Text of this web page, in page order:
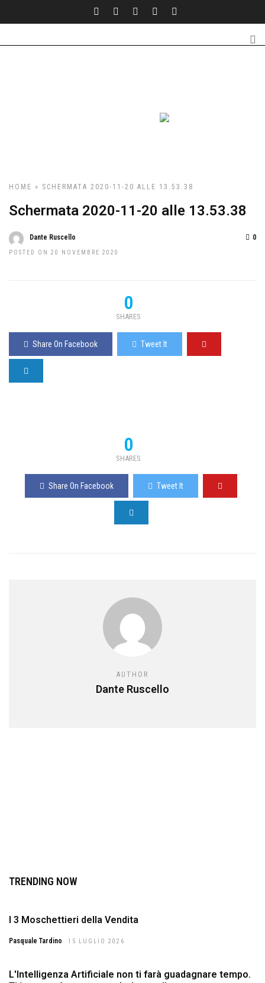
HOME » SCHERMATA 2020-11-20 ALLE 13.53.38
Schermata 2020-11-20 alle 13.53.38
Dante Ruscello
POSTED ON 20 NOVEMBRE 2020
0
0
SHARES
Share On Facebook Tweet It
0
SHARES
Share On Facebook Tweet It
AUTHOR
Dante Ruscello
TRENDING NOW
I 3 Moschettieri della Vendita
Pasquale Tardino 15 LUGLIO 2026
L'Intelligenza Artificiale non ti farà guadagnare tempo.